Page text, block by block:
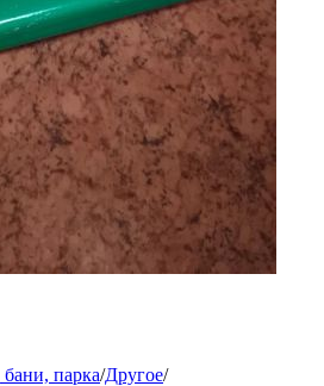
парка/Другое/